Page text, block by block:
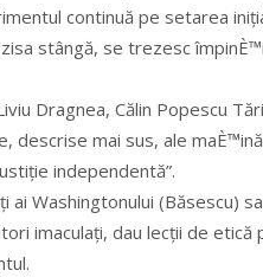
continuă pe setarea
stângă, se trezesc
Dragnea, Călin Popescu
descrise mai sus, ale
independentă”.
Washingtonului (Băsescu)
imaculați, dau lecții de